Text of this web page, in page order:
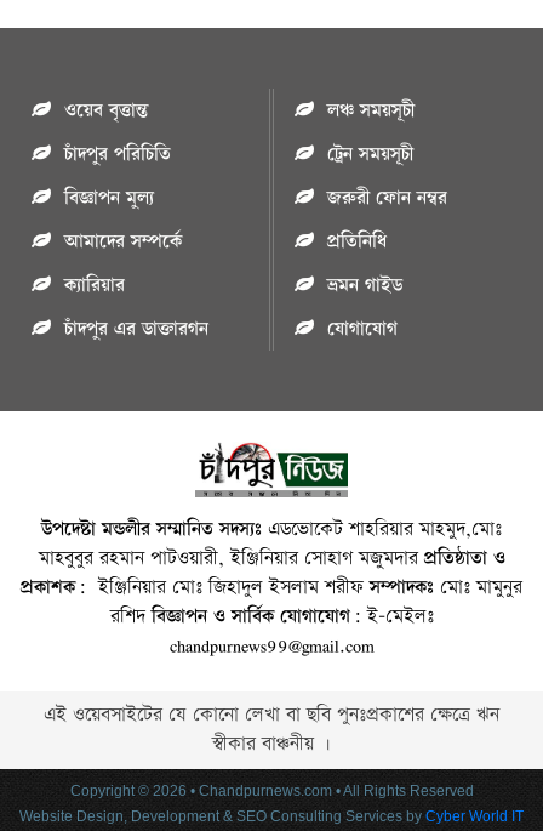
ওয়েব বৃত্তান্ত
চাঁদপুর পরিচিতি
বিজ্ঞাপন মুল্য
আমাদের সম্পর্কে
ক্যারিয়ার
চাঁদপুর এর ডাক্তারগন
লঞ্চ সময়সূচী
ট্রেন সময়সূচী
জরুরী ফোন নম্বর
প্রতিনিধি
ভ্রমন গাইড
যোগাযোগ
উপদেষ্টা মন্ডলীর সম্মানিত সদস্যঃ এডভোকেট শাহরিয়ার মাহমুদ,মোঃ
মাহবুবুর রহমান পাটওয়ারী, ইঞ্জিনিয়ার সোহাগ মজুমদারপ্রতিষ্ঠাতা ও
প্রকাশক: ইঞ্জিনিয়ার মোঃ জিহাদুল ইসলাম শরীফসম্পাদকঃ মোঃ মামুনুর
রশিদবিজ্ঞাপন ও সার্বিক যোগাযোগ: ই-মেইলঃ
chandpurnews99@gmail.com
এই ওয়েবসাইটের যে কোনো লেখা বা ছবি পুনঃপ্রকাশের ক্ষেত্রে ঋন
স্বীকার বাঞ্চনীয় ।
Copyright © 2026 • Chandpurnews.com • All Rights Reserved
Website Design, Development & SEO Consulting Services by Cyber World IT